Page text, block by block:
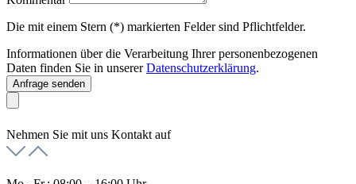
Die mit einem Stern (*) markierten Felder sind Pflichtfelder.
Informationen über die Verarbeitung Ihrer personenbezogenen
Daten finden Sie in unsererDatenschutzerklärung.
Anfrage senden
Nehmen Sie mit uns Kontakt auf